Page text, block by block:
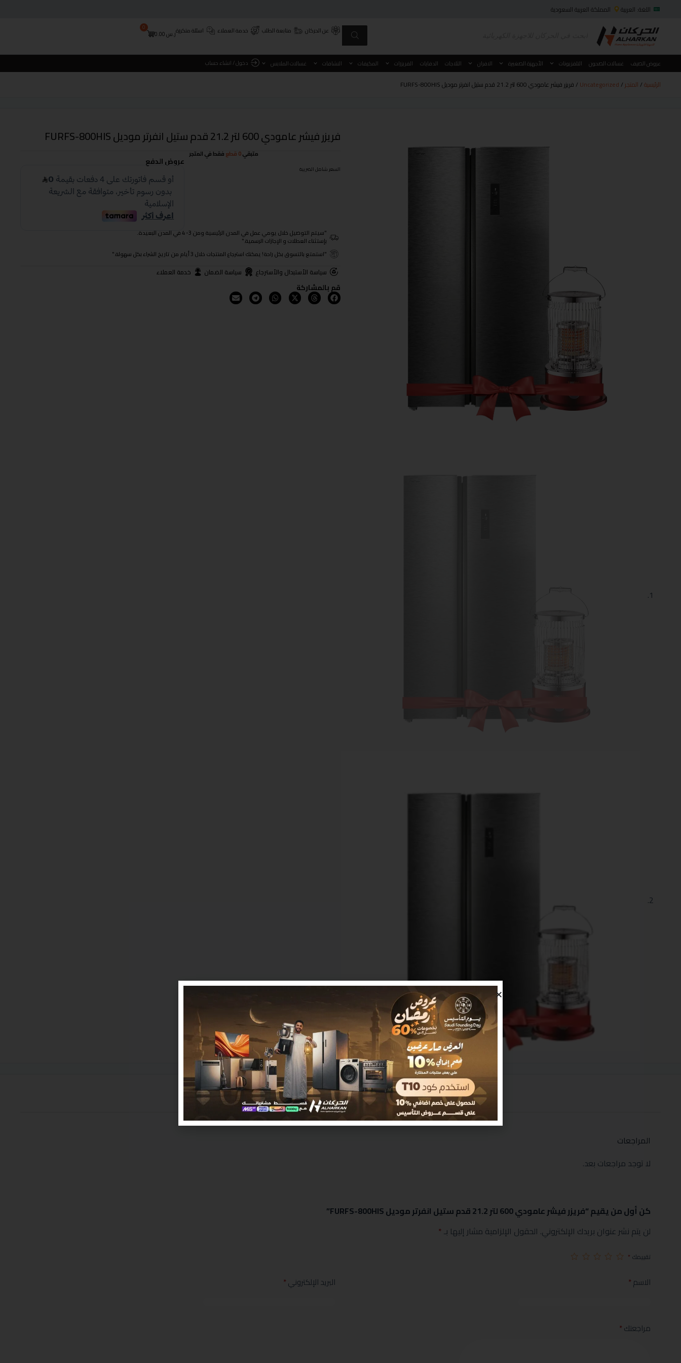
اللغة: العربية المملكة العربية السعودية
عن الحركان متابعة الطلب خدمة العملاء اسئلة متكررةر.س0.00
0
عروض الصيف غسالات الصحون التلفزيونات الأجهزة الصغيرة الافران الثلاجات الدفايات الفريزرات المكيفات النشافات غسالات الملابس دخول / انشاء حساب
الرئيسية/ المتجر /
Uncategorized / فريزر فيشر عامودي 600 لتر 21.2 قدم ستيل انفرتر موديل FURFS-800HIS
فريزر فيشر عامودي 600 لتر 21.2 قدم ستيل انفرتر موديل FURFS-800HIS
السعر شامل الضريبة
متبقي0 قطع فقط في المتجر
عروض الدفع
"سيتم التوصيل خلال يومي عمل في المدن الرئيسية ومن 3- 4 في المدن البعيدة.
بإستثناء العطلات و الإجازات الرسمية."
"استمتع بالتسوق بكل راحة! يمكنك استرجاع المنتجات خلال 3 أيام من تاريخ الشراء بكل سهولة."
سياسة الأستبدال والأسترجاع سياسة الضمان خدمة العملاء
قم بالمشاركة
مراجعات (0)
المراجعات
لا توجد مراجعات بعد.
كن أول من يقيم “فريزر فيشر عامودي 600 لتر 21.2 قدم ستيل انفرتر موديل FURFS-800HIS”
لن يتم نشر عنوان بريدك الإلكتروني. الحقول الإلزامية مشار إليها بـ*
تقييمك *
الاسم* البريد الإلكتروني*
مراجعتك*